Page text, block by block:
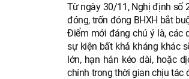
Từ ngày 30/11, Nghị định số
đóng, trốn đóng BHXH bắt
Điểm mới đáng chú ý là, các
sự kiện bất khả kháng khác
lớn, hạn hán kéo dài, hoặc
chính trong thời gian chịu tác